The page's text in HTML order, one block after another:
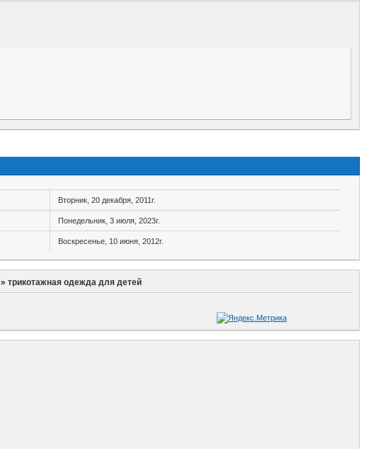
Вторник, 20 декабря, 2011г.
Понедельник, 3 июля, 2023г.
Воскресенье, 10 июня, 2012г.
»трикотажная одежда для детей